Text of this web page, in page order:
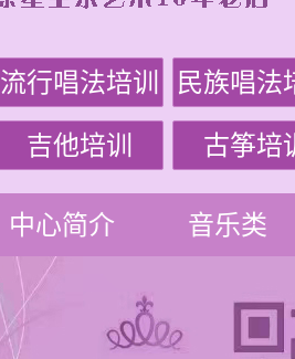
流行唱法培训 民族唱法
吉他培训 古筝培
中心简介 音乐类